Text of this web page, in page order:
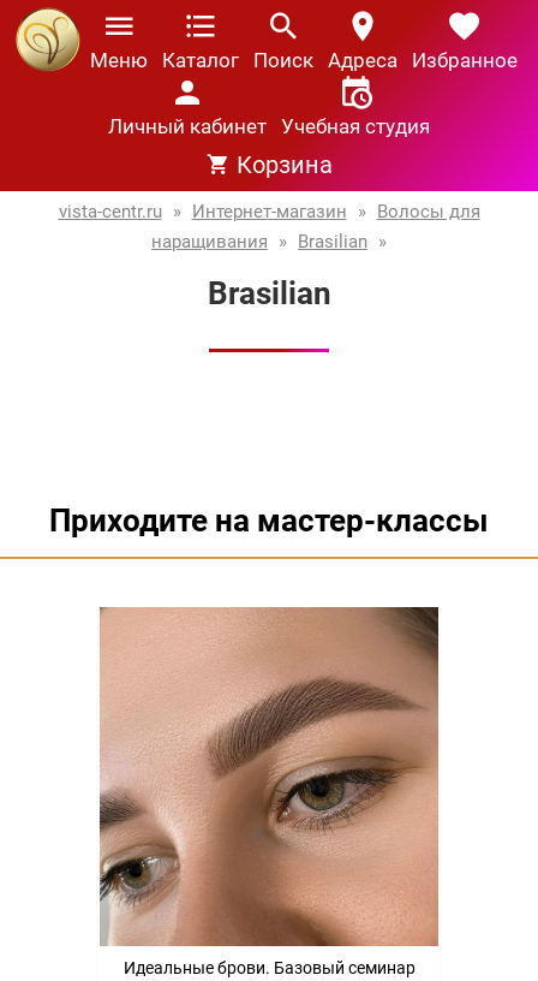
Меню Каталог Поиск Адреса Избранное
Личный кабинет Учебная студия
Корзина
vista-centr.ru » Интернет-магазин » Волосы для
наращивания
» Brasilian »
Brasilian
Приходите на мастер-классы
Идеальные брови. Базовый семинар